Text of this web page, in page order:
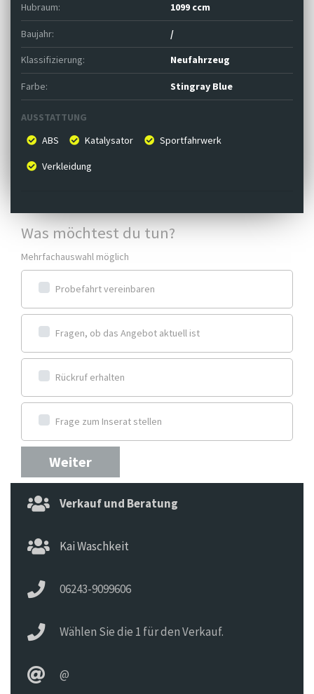
Hubraum: 1099 ccm
Baujahr: /
Klassifizierung: Neufahrzeug
Farbe: Stingray Blue
AUSSTATTUNG
ABS
Katalysator Sportfahrwerk
Verkleidung
Was möchtest du tun?
Mehrfachauswahl möglich
Probefahrt vereinbaren
Fragen, ob das Angebot aktuell ist
Rückruf erhalten
Frage zum Inserat stellen
Weiter
Verkauf und Beratung
Kai Waschkeit
06243-9099606
Wählen Sie die 1 für den Verkauf.
@